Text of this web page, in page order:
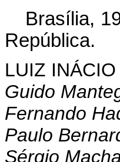
Brasília,
República.
LUIZ
Guido
Fernando
Paulo
Sérgio